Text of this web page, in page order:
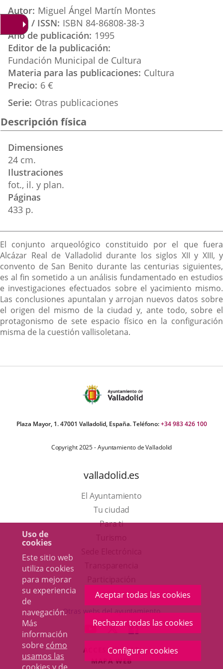
Uso de
cookies
Este sitio web
utiliza cookies
para mejorar
su experiencia
de
navegación.
Más
información
sobre cómo
usamos las
Aceptar todas las cookies
Rechazar todas las cookies
Configurar cookies
externa.externa.
Autor Miguel Ángel Martín Montes
ISBN / ISSN ISBN 84-86808-38-3
Año de publicación 1995
Editor de la publicación
Fundación Municipal de Cultura
Materia para las publicaciones Cultura
Precio 6 €
Serie Otras publicaciones
Descripción física
Dimensiones
24 cm.
Ilustraciones
fot., il. y plan.
Páginas
433 p.
Descripción
El conjunto arqueológico constituido por el que fuera
Alcázar Real de Valladolid durante los siglos XII y XIII, y
convento de San Benito durante las centurias siguientes,
es al fin sometido a un análisis fundamentado en estudios
e investigaciones efectuados sobre el yacimiento mismo.
Las conclusiones apuntalan y arrojan nuevos datos sobre
el origen del mismo de la ciudad y, ante todo, sobre el
protagonismo de sete espacio físico en la configuración
misma de la cuestión vallisoletana.
Plaza Mayor, 1. 47001 Valladolid, España. Teléfono:+34 983 426 100
Copyright 2025 - Ayuntamiento de Valladolid
valladolid.es
El Ayuntamiento
Tu ciudad
Para ti
en
una
ventana
nueva.
aplicación
externa.
Otras webs del ayuntamiento
ENLACE
A
UNA
APLICACIÓN
ENLACE
A
UNA
APLICACIÓN
ENLACE
A
UNA
ACCESIBILIDAD
MAPA WEB